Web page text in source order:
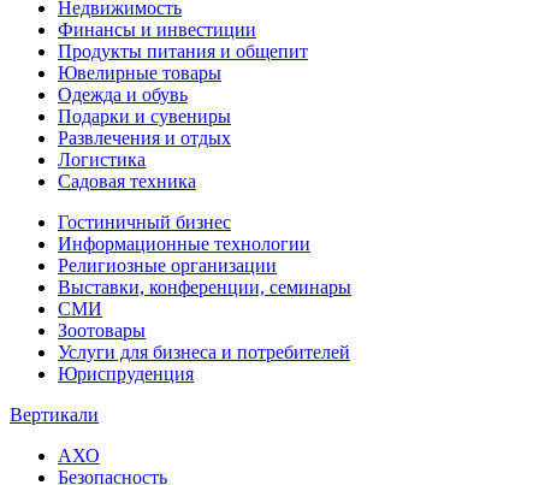
Недвижимость
Финансы и инвестиции
Продукты питания и общепит
Ювелирные товары
Одежда и обувь
Подарки и сувениры
Развлечения и отдых
Логистика
Садовая техника
Гостиничный бизнес
Информационные технологии
Религиозные организации
Выставки, конференции, семинары
СМИ
Зоотовары
Услуги для бизнеса и потребителей
Юриспруденция
Вертикали
АХО
Безопасность